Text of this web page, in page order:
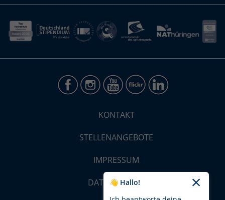
KONTAKT
STELLENANGEBOTE
IMPRESSUM
DATENSCHUTZ
👋 Hallo!